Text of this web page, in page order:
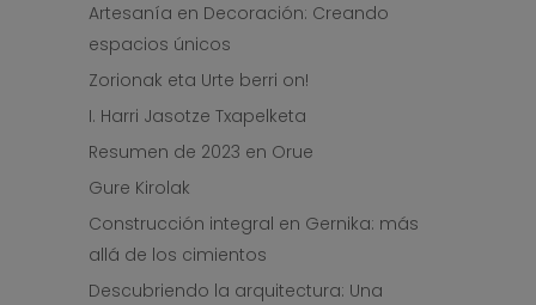
Artesanía en Decoración: Creando
espacios únicos
Zorionak eta Urte berri on!
I. Harri Jasotze Txapelketa
Resumen de 2023 en Orue
Gure Kirolak
Construcción integral en Gernika: más
allá de los cimientos
Descubriendo la arquitectura: Una